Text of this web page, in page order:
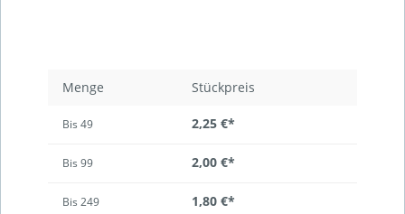
Menge Stückpreis
Bis 49 2,25 €*
Bis 99 2,00 €*
Bis 249 1,80 €*